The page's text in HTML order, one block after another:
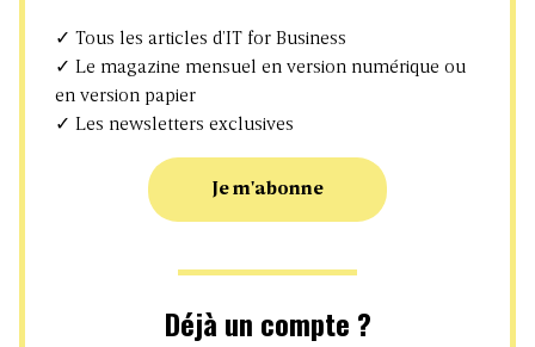
✓ Tous les articles d’IT for Business
✓ Le magazine mensuel en version numérique ou
en version papier
✓ Les newsletters exclusives
Je m'abonne
Déjà un compte ?